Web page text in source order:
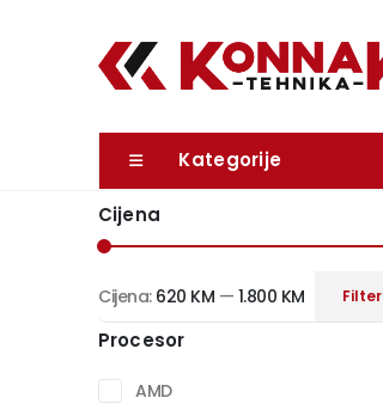
Kategorije
Cijena
Minimalna
cijena
Maksimalna
cijena
Filter
Cijena: 620 KM — 1.800 KM
Procesor
AMD